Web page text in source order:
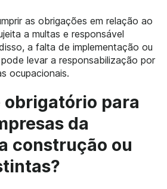
as obrigações em relação ao
a multas e responsável
a falta de implementação ou
levar a responsabilização por
ocupacionais.
obrigatório para
da
construção ou